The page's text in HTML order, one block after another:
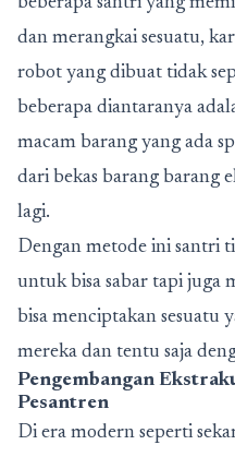
dan merangkai sesuatu,
robot yang dibuat tidak
beberapa diantaranya
macam barang yang ada
dari bekas barang barang
lagi.
Dengan metode ini santri
untuk bisa sabar tapi juga
bisa menciptakan sesuatu
mereka dan tentu saja
Pengembangan
Pesantren
Di era modern seperti